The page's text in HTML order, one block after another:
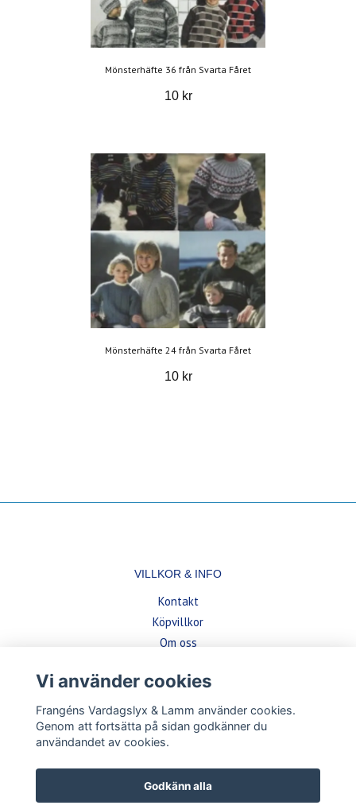
Mönsterhäfte 36 från Svarta Fåret
10 kr
Mönsterhäfte 24 från Svarta Fåret
10 kr
VILLKOR & INFO
Kontakt
Köpvillkor
Om oss
BETALSÄTT
Vi använder cookies
Frangéns Vardagslyx & Lamm använder cookies.
Genom att fortsätta på sidan godkänner du
användandet av cookies.
Godkänn alla